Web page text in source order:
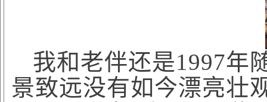
我和老伴还是1997年
景致远没有如今漂亮壮